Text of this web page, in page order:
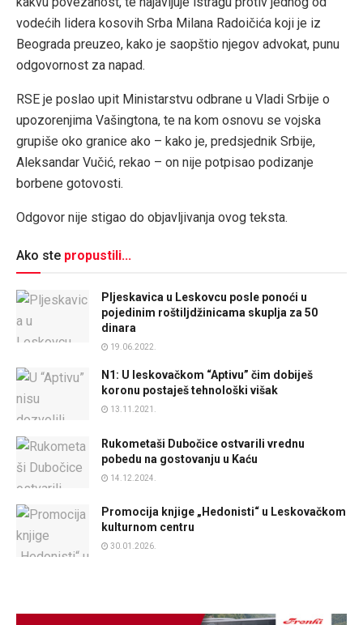
vodećih lidera kosovih Srba Milana Radoičića koji je iz
Beograda preuzeo, kako je saopštio njegov advokat, punu
odgovornost za napad.
RSE je poslao upit Ministarstvu odbrane u Vladi Srbije o
upozorenjima Vašingtona, te na kom osnovu se vojska
grupiše oko granice ako – kako je, predsjednik Srbije,
Aleksandar Vučić, rekao – on nije potpisao podizanje
borbene gotovosti.
Odgovor nije stigao do objavljivanja ovog teksta.
Ako ste propustili...
Pljeskavica u Leskovcu posle ponoći u
pojedinim roštiljdžinicama skuplja za 50
dinara
19.06.2022.
N1: U leskovačkom “Aptivu” čim dobiješ
koronu postaješ tehnološki višak
13.11.2021.
Rukometaši Dubočice ostvarili vrednu
pobedu na gostovanju u Kaću
14.12.2024.
Promocija knjige „Hedonisti“ u Leskovačkom
kulturnom centru
30.01.2026.